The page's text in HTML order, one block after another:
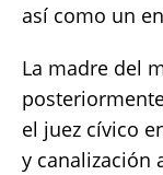
así como un
La madre del
el juez cívico
y canalización